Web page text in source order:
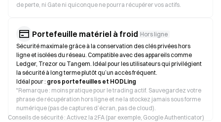
de perte, ni Gate ni quiconque ne pourra récupérer vos actifs.
Portefeuille matériel à froid Hors ligne
Sécurité maximale grâce à la conservation des clés privées hors
ligne et isolées du réseau. Compatible avec des appareils comme
Ledger, Trezor ou Tangem. Idéal pour les utilisateurs qui privilégient
la sécurité à long terme plutôt qu’un accès fréquent.
Idéal pour : gros portefeuilles et HODLing
*Remarque : moins pratique pour le trading actif. Sauvegardez votre
phrase de récupération hors ligne et ne la stockez jamais sous forme
numérique (pas de captures d’écran, pas de cloud).
Conseils de sécurité : Activez la 2FA (par exemple, Google Authenticator)